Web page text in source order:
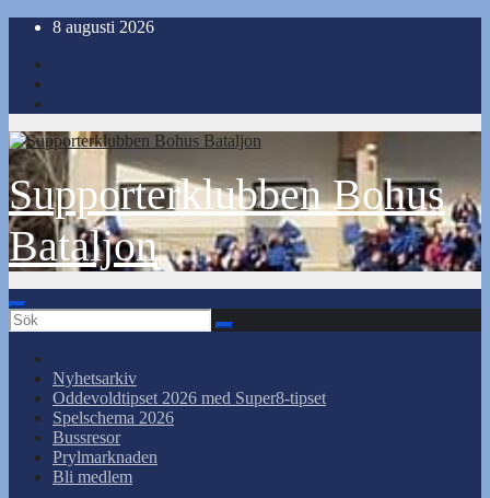
Hoppa
innehåll
8 augusti 2026
Supporterklubben Bohus
Bataljon
Nyhetsarkiv
Oddevoldtipset 2026 med Super8-tipset
Spelschema 2026
Bussresor
Prylmarknaden
Bli medlem